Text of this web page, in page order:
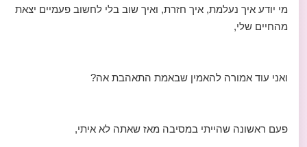
מי יודע איך נעלמת, איך חזרת, ואיך שוב בלי לחשוב פעמיים יצאת
מהחיים שלי,
ואני עוד אמורה להאמין שבאמת התאהבת אה?
פעם ראשונה שהייתי במסיבה מאז שאתה לא איתי,